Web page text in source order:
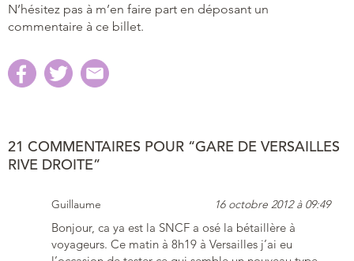
N’hésitez pas à m’en faire part en déposant un
commentaire à ce billet.
21 COMMENTAIRES POUR “GARE DE VERSAILLES
RIVE DROITE”
Guillaume 16 octobre 2012 à 09:49
Bonjour, ca ya est la SNCF a osé la bétaillère à
voyageurs. Ce matin à 8h19 à Versailles j’ai eu